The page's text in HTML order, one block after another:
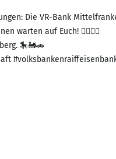
Die VR-Bank
warten auf Euch! 🏃‍♂️🏃‍♀️
🎠🚂🚗